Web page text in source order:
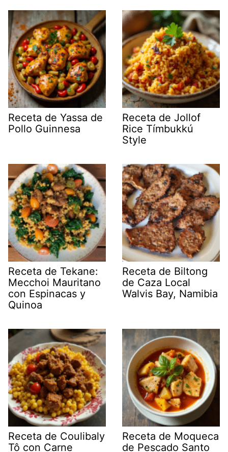
Receta de Yassa de
Pollo Guinnesa
Receta de Jollof
Rice Tímbukkú
Style
Receta de Tekane:
Mecchoi Mauritano
con Espinacas y
Quinoa
Receta de Biltong
de Caza Local
Walvis Bay, Namibia
Receta de Coulibaly
Tô con Carne
Receta de Moqueca
de Pescado Santo